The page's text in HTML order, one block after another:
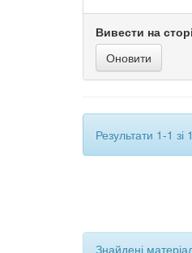
Вивести на
Результати 1-1
Знайдені